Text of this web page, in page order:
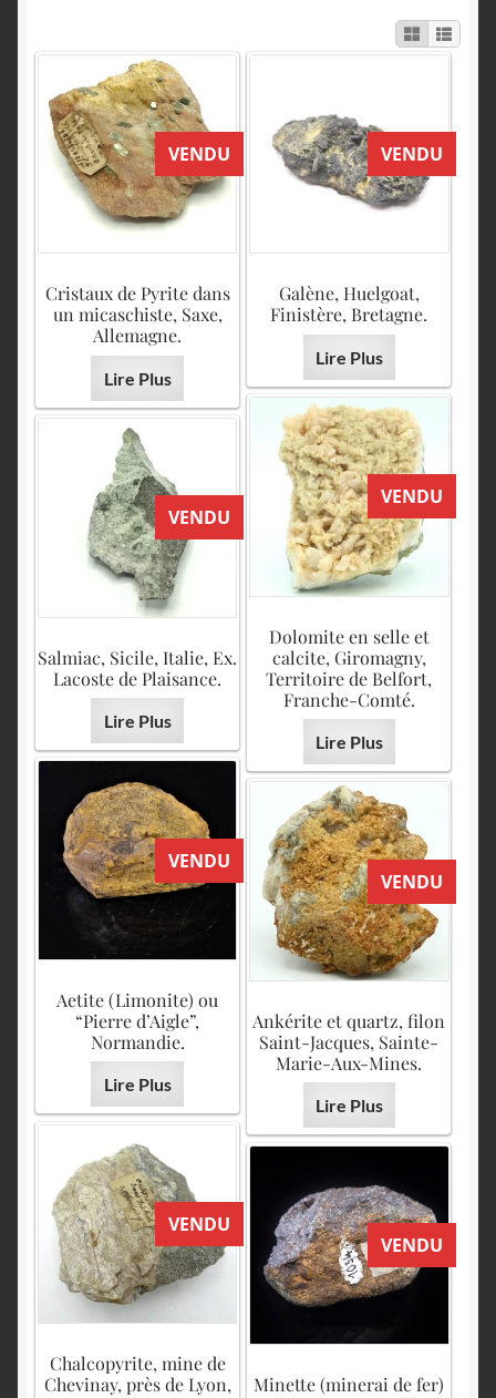
VENDU
Cristaux de Pyrite dans
un micaschiste, Saxe,
Allemagne.
Lire Plus
VENDU
Galène, Huelgoat,
Finistère, Bretagne.
Lire Plus
VENDU
Dolomite en selle et
calcite, Giromagny,
Territoire de Belfort,
Franche-Comté.
Lire Plus
VENDU
Salmiac, Sicile, Italie, Ex.
Lacoste de Plaisance.
Lire Plus
VENDU
Aetite (Limonite) ou
“Pierre d’Aigle”,
Normandie.
Lire Plus
VENDU
Ankérite et quartz, filon
Saint-Jacques, Sainte-
Marie-Aux-Mines.
Lire Plus
VENDU
Chalcopyrite, mine de
Chevinay, près de Lyon,
VENDU
Minette (minerai de fer)